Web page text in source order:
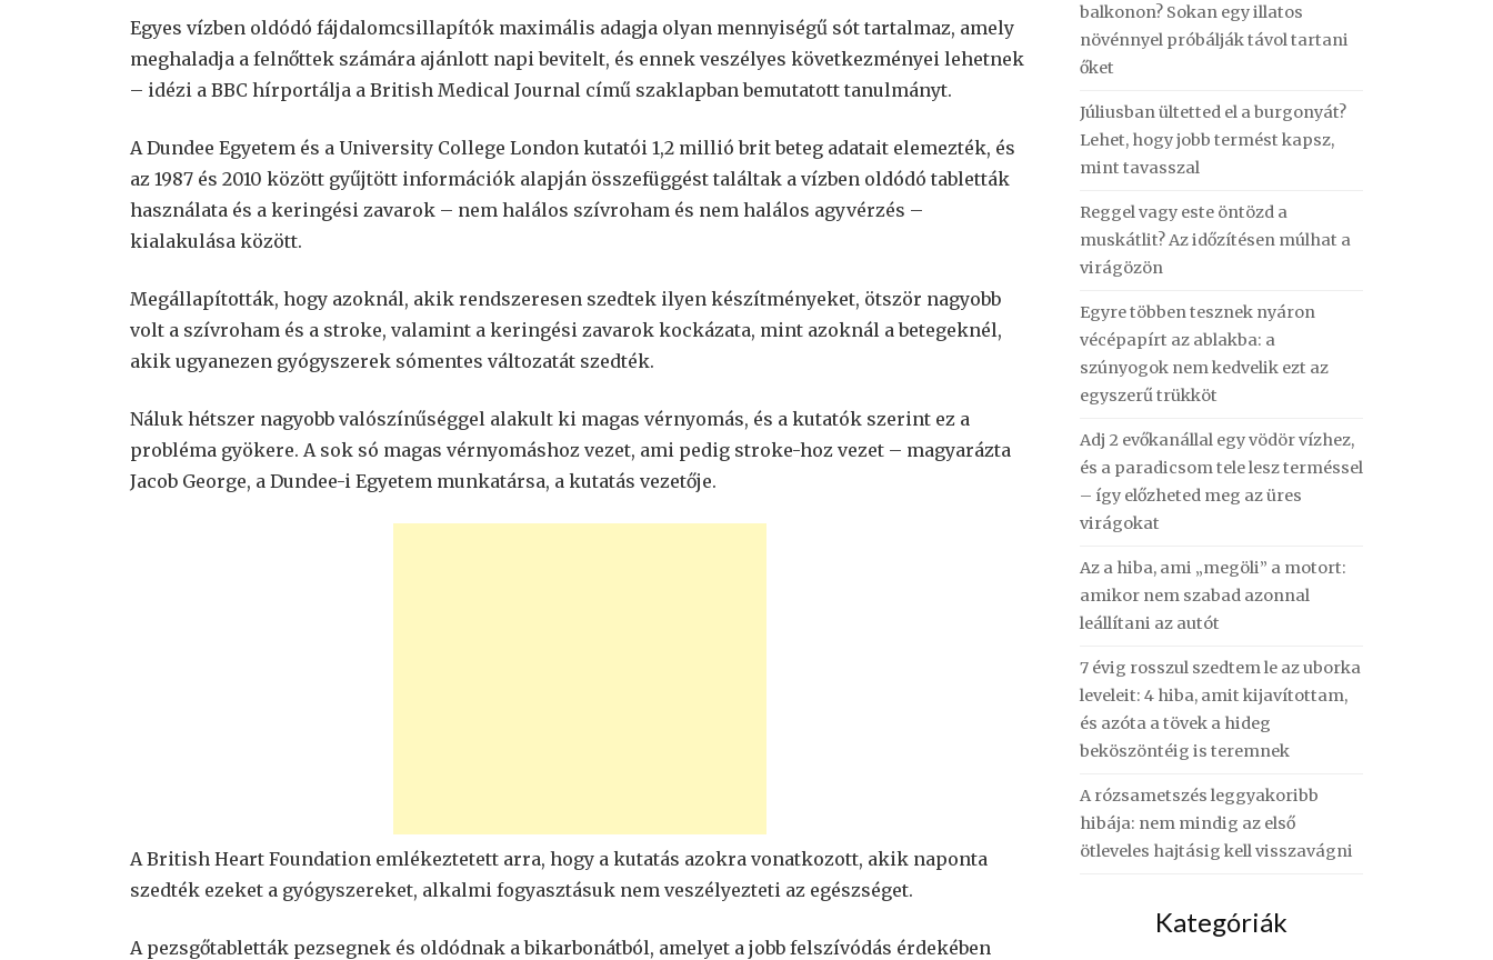
Egyes vízben oldódó fájdalomcsillapítók maximális adagja olyan mennyiségű sót tartalmaz, amely
meghaladja a felnőttek számára ajánlott napi bevitelt, és ennek veszélyes következményei lehetnek
– idézi a BBC hírportálja a British Medical Journal című szaklapban bemutatott tanulmányt.
A Dundee Egyetem és a University College London kutatói 1,2 millió brit beteg adatait elemezték, és
az 1987 és 2010 között gyűjtött információk alapján összefüggést találtak a vízben oldódó tabletták
használata és a keringési zavarok – nem halálos szívroham és nem halálos agyvérzés –
kialakulása között.
Megállapították, hogy azoknál, akik rendszeresen szedtek ilyen készítményeket, ötször nagyobb
volt a szívroham és a stroke, valamint a keringési zavarok kockázata, mint azoknál a betegeknél,
akik ugyanezen gyógyszerek sómentes változatát szedték.
Náluk hétszer nagyobb valószínűséggel alakult ki magas vérnyomás, és a kutatók szerint ez a
probléma gyökere. A sok só magas vérnyomáshoz vezet, ami pedig stroke-hoz vezet – magyarázta
Jacob George, a Dundee-i Egyetem munkatársa, a kutatás vezetője.
A British Heart Foundation emlékeztetett arra, hogy a kutatás azokra vonatkozott, akik naponta
szedték ezeket a gyógyszereket, alkalmi fogyasztásuk nem veszélyezteti az egészséget.
A pezsgőtabletták pezsegnek és oldódnak a bikarbonátból, amelyet a jobb felszívódás érdekében
balkonon? Sokan egy illatos
növénnyel próbálják távol tartani
őket
Júliusban ültetted el a burgonyát?
Lehet, hogy jobb termést kapsz,
mint tavasszal
Reggel vagy este öntözd a
muskátlit? Az időzítésen múlhat a
virágözön
Egyre többen tesznek nyáron
vécépapírt az ablakba: a
szúnyogok nem kedvelik ezt az
egyszerű trükköt
Adj 2 evőkanállal egy vödör vízhez,
és a paradicsom tele lesz terméssel
– így előzheted meg az üres
virágokat
Az a hiba, ami „megöli” a motort:
amikor nem szabad azonnal
leállítani az autót
7 évig rosszul szedtem le az uborka
leveleit: 4 hiba, amit kijavítottam,
és azóta a tövek a hideg
beköszöntéig is teremnek
A rózsametszés leggyakoribb
hibája: nem mindig az első
ötleveles hajtásig kell visszavágni
Kategóriák